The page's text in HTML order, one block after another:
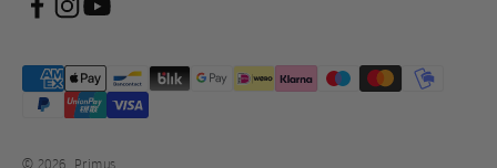
© 2026, Primus.